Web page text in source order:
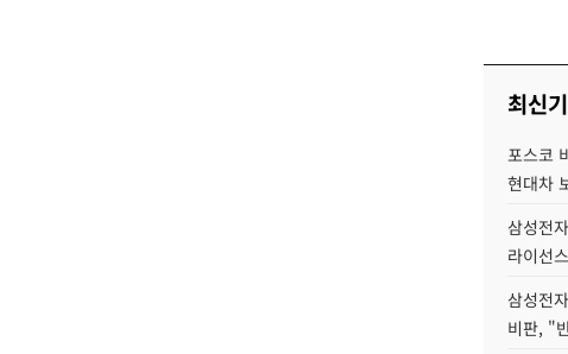
최신
포스코
현대차
삼성전
라이선
삼성전
비판, "